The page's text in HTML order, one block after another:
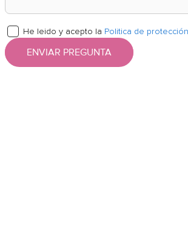
He leido y acepto la Politica de
ENVIAR PREGUNTA